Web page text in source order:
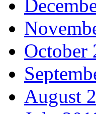
October
August